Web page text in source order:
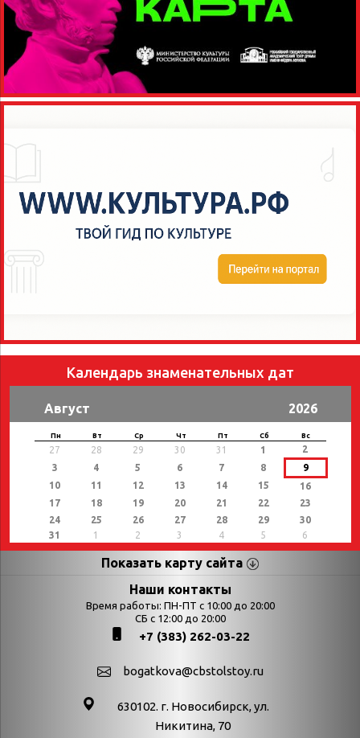
Календарь знаменательных дат
Август 2026
Пн Вт Ср Чт Пт Сб Вс
27 28 29 30 31 1
2
3
4 5 6 7 8
9
10
11 12 13 14 15
16
17
18 19 20 21 22
23
24
25 26 27 28 29
30
31
1 2 3 4 5 6
Показать карту сайта
Страницы Категории
Календарь
Выставки
День в истории
День в истории.
День в истории.
Наши контакты
Время работы: ПН-ПТ с 10:00 до 20:00
СБ с 12:00 до 20:00
+7 (383) 262-03-22
bogatkova@cbstolstoy.ru
630102. г. Новосибирск, ул.
Никитина, 70